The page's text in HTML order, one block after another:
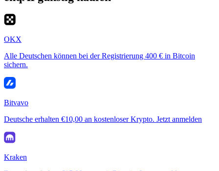
OKX
Alle Deutschen können bei der Registrierung 400 € in Bitcoin
sichern.
Bitvavo
Deutsche erhalten €10,00 an kostenloser Krypto. Jetzt anmelden
Kraken